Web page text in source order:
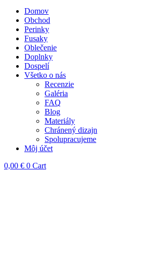
Domov
Obchod
Perinky
Fusaky
Oblečenie
Doplnky
Dospelí
Všetko o nás
Recenzie
Galéria
FAQ
Blog
Materiály
Chránený dizajn
Spolupracujeme
Môj účet
0,00 € 0 Cart